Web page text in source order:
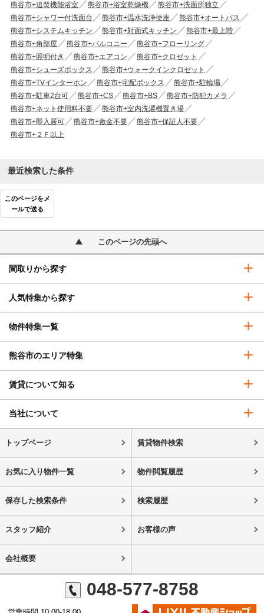
熊谷市+追焚機能浴室
熊谷市+浴室乾燥機
熊谷市+洗面所独立
熊谷市+シャワー付洗面台
熊谷市+温水洗浄便座
熊谷市+オートバス
熊谷市+システムキッチン
熊谷市+対面式キッチン
熊谷市+最上階
熊谷市+角部屋
熊谷市+バルコニー
熊谷市+フローリング
熊谷市+照明付き
熊谷市+エアコン
熊谷市+クロゼット
熊谷市+シューズボックス
熊谷市+ウォークインクロゼット
熊谷市+TVインターホン
熊谷市+宅配ボックス
熊谷市+駐輪場
熊谷市+駐車2台可
熊谷市+CS 熊谷市+BS
熊谷市+防犯カメラ
熊谷市+ネット使用料不要
熊谷市+室内洗濯機置き場
熊谷市+即入居可
熊谷市+敷金不要
熊谷市+保証人不要
熊谷市+２Ｆ以上
最近検索した条件
このページをメ
ールで送る
このページの先頭へ
間取りから探す
人気特集から探す
物件特集一覧
熊谷市のエリア特集
賃貸について知る
当社について
トップページ 賃貸物件検索
お気に入り物件一覧 物件閲覧履歴
保存した検索条件 検索履歴
スタッフ紹介 お客様の声
会社概要
048-577-8758